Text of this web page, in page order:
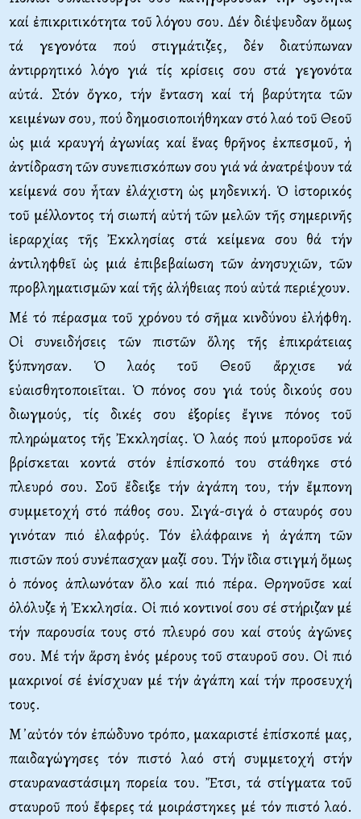
καί ἐπικριτικότητα τοῦ λόγου σου. Δέν διέψευδαν ὅμως
τά γεγονότα πού στιγμάτιζες, δέν διατύπωναν
ἀντιρρητικό λόγο γιά τίς κρίσεις σου στά γεγονότα
αὐτά. Στόν ὄγκο, τήν ἔνταση καί τή βαρύτητα τῶν
κειμένων σου, πού δημοσιοποιήθηκαν στό λαό τοῦ Θεοῦ
ὡς μιά κραυγή ἀγωνίας καί ἕνας θρῆνος ἐκπεσμοῦ, ἡ
ἀντίδραση τῶν συνεπισκόπων σου γιά νά ἀνατρέψουν τά
κείμενά σου ἦταν ἐλάχιστη ὡς μηδενική. Ὁ ἱστορικός
τοῦ μέλλοντος τή σιωπή αὐτή τῶν μελῶν τῆς σημερινῆς
ἱεραρχίας τῆς Ἐκκλησίας στά κείμενα σου θά τήν
ἀντιληφθεῖ ὡς μιά ἐπιβεβαίωση τῶν ἀνησυχιῶν, τῶν
προβληματισμῶν καί τῆς ἀλήθειας πού αὐτά περιέχουν.
Μέ τό πέρασμα τοῦ χρόνου τό σῆμα κινδύνου ἐλήφθη.
Οἱ συνειδήσεις τῶν πιστῶν ὅλης τῆς ἐπικράτειας
ξύπνησαν. Ὁ λαός τοῦ Θεοῦ ἄρχισε νά
εὐαισθητοποιεῖται. Ὁ πόνος σου γιά τούς δικούς σου
διωγμούς, τίς δικές σου ἐξορίες ἔγινε πόνος τοῦ
πληρώματος τῆς Ἐκκλησίας. Ὁ λαός πού μποροῦσε νά
βρίσκεται κοντά στόν ἐπίσκοπό του στάθηκε στό
πλευρό σου. Σοῦ ἔδειξε τήν ἀγάπη του, τήν ἔμπονη
συμμετοχή στό πάθος σου. Σιγά-σιγά ὁ σταυρός σου
γινόταν πιό ἐλαφρύς. Τόν ἐλάφραινε ἡ ἀγάπη τῶν
πιστῶν πού συνέπασχαν μαζί σου. Τήν ἴδια στιγμή ὅμως
ὁ πόνος ἁπλωνόταν ὅλο καί πιό πέρα. Θρηνοῦσε καί
ὀλόλυζε ἡ Ἐκκλησία. Οἱ πιό κοντινοί σου σέ στήριζαν μέ
τήν παρουσία τους στό πλευρό σου καί στούς ἀγῶνες
σου. Μέ τήν ἅρση ἑνός μέρους τοῦ σταυροῦ σου. Οἱ πιό
μακρινοί σέ ἐνίσχυαν μέ τήν ἀγάπη καί τήν προσευχή
τους.
Μ᾿αὐτόν τόν ἐπώδυνο τρόπο, μακαριστέ ἐπίσκοπέ μας,
παιδαγώγησες τόν πιστό λαό στή συμμετοχή στήν
σταυραναστάσιμη πορεία του. Ἔτσι, τά στίγματα τοῦ
σταυροῦ πού ἔφερες τά μοιράστηκες μέ τόν πιστό λαό.